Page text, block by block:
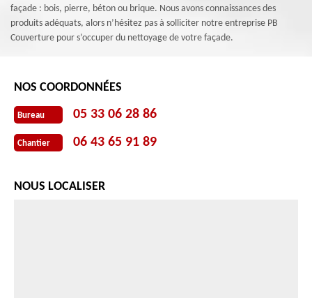
façade : bois, pierre, béton ou brique. Nous avons connaissances des
produits adéquats, alors n’hésitez pas à solliciter notre entreprise PB
Couverture pour s’occuper du nettoyage de votre façade.
NOS COORDONNÉES
Bureau 05 33 06 28 86
Chantier 06 43 65 91 89
NOUS LOCALISER